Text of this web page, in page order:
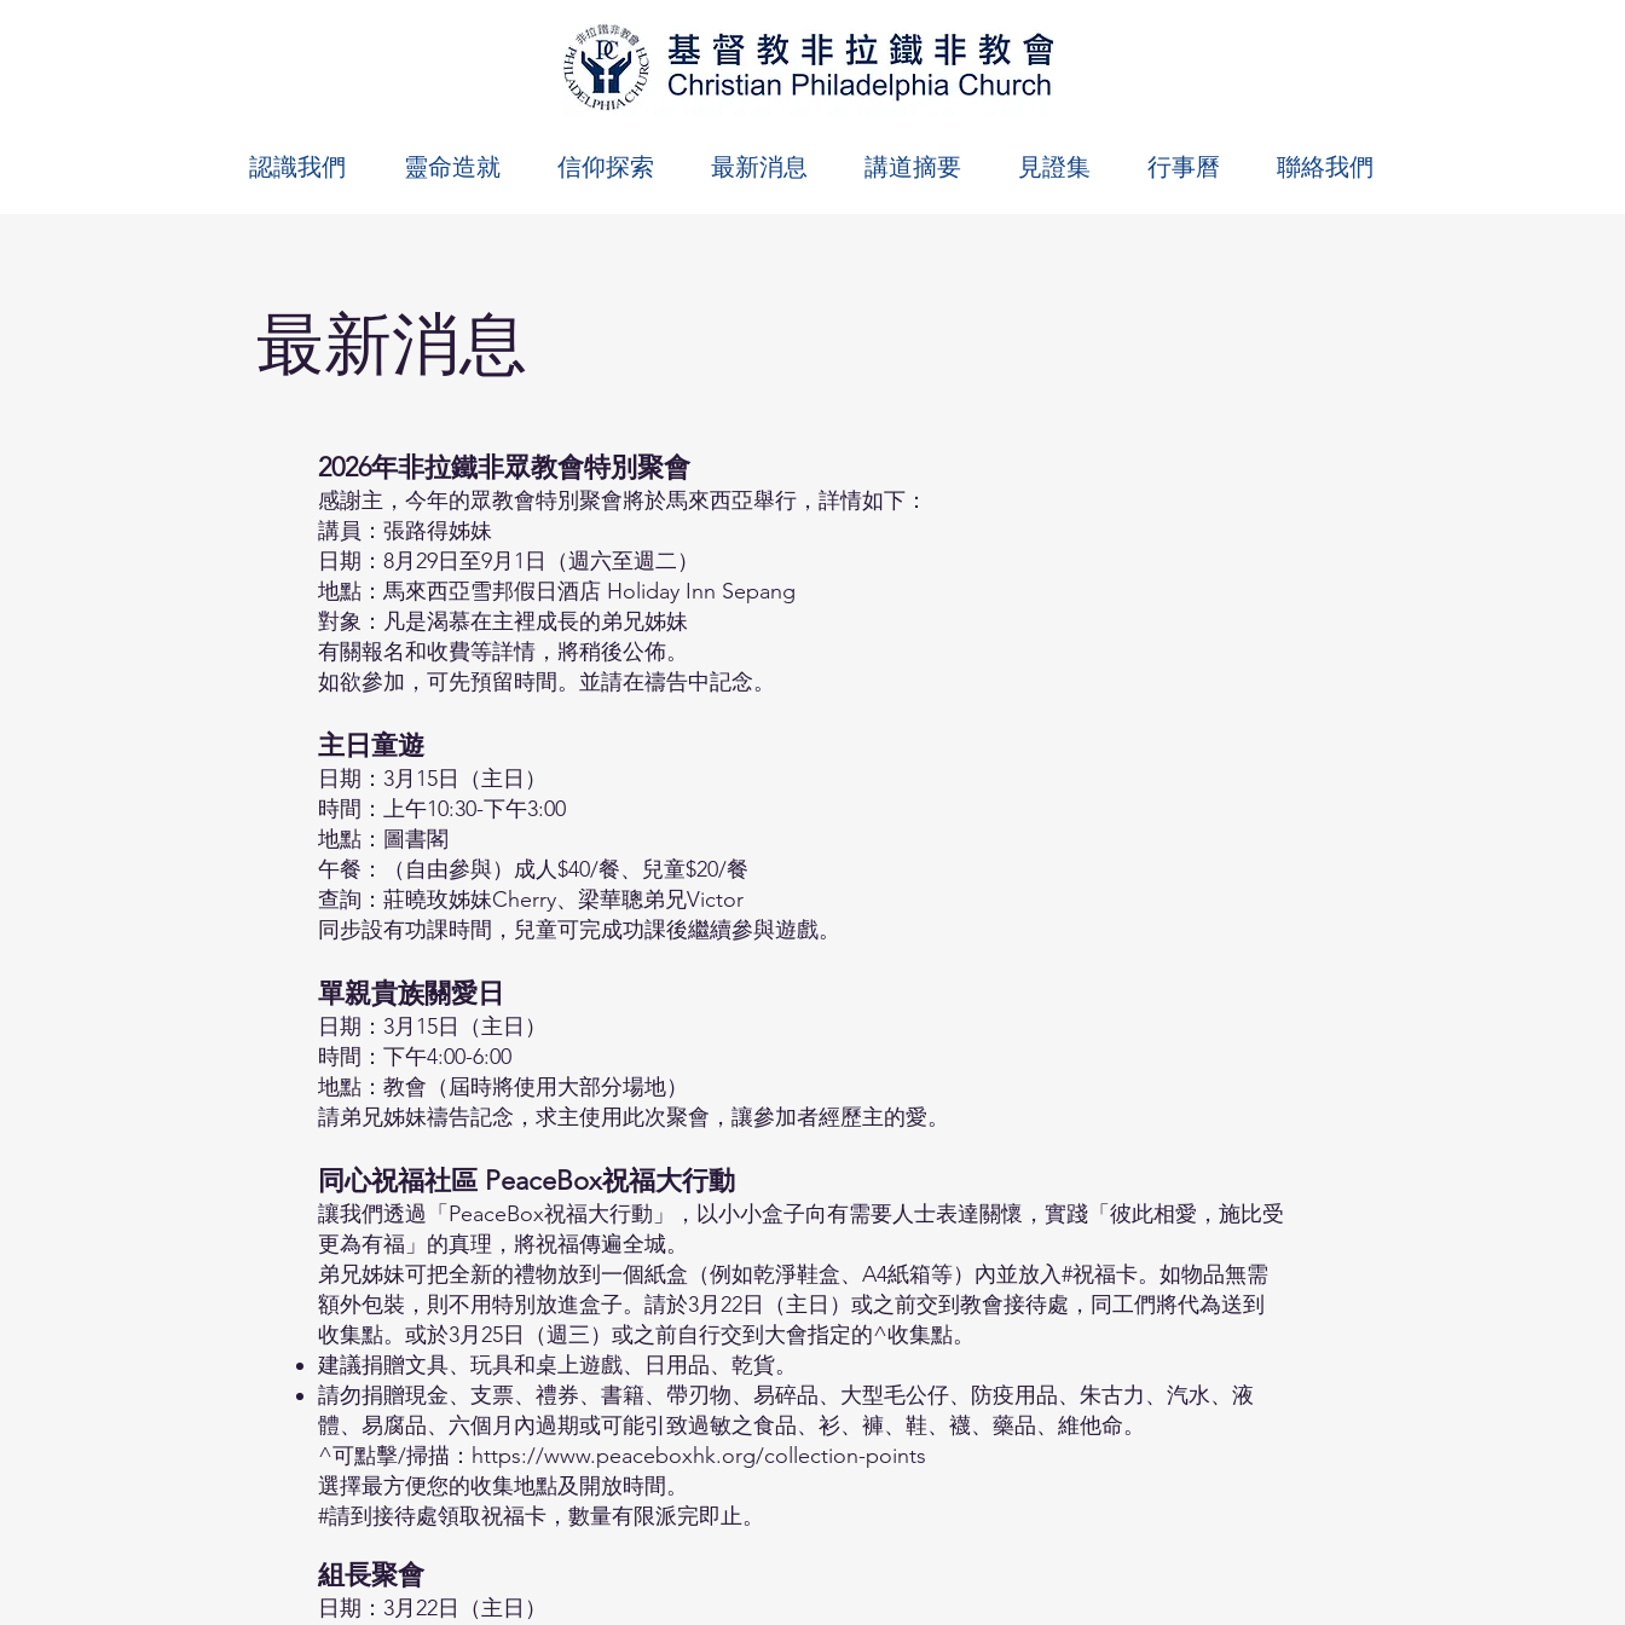
認識我們 靈命造就 信仰探索 最新消息 講道摘要 見證集 行事曆 聯絡我們
最新消息
2026年非拉鐵非眾教會特別聚會
感謝主，今年的眾教會特別聚會將於馬來西亞舉行，詳情如下：
講員：張路得姊妹
日期：8月29日至9月1日（週六至週二）
地點：馬來西亞雪邦假日酒店 Holiday Inn Sepang
對象：凡是渴慕在主裡成長的弟兄姊妹
有關報名和收費等詳情，將稍後公佈。
如欲參加，可先預留時間。並請在禱告中記念。
主日童遊
日期：3月15日（主日）
時間：上午10:30-下午3:00
地點：圖書閣
午餐：（自由參與）成人$40/餐、兒童$20/餐
查詢：莊曉玫姊妹Cherry、梁華聰弟兄Victor
同步設有功課時間，兒童可完成功課後繼續參與遊戲。
單親貴族關愛日
日期：3月15日（主日）
時間：下午4:00-6:00
地點：教會（屆時將使用大部分場地）
請弟兄姊妹禱告記念，求主使用此次聚會，讓參加者經歷主的愛。
同心祝福社區 PeaceBox祝福大行動
讓我們透過「PeaceBox祝福大行動」，以小小盒子向有需要人士表達關懷，實踐「彼此相愛，施比受
更為有福」的真理，將祝福傳遍全城。
弟兄姊妹可把全新的禮物放到一個紙盒（例如乾淨鞋盒、A4紙箱等）內並放入#祝福卡。如物品無需
額外包裝，則不用特別放進盒子。請於3月22日（主日）或之前交到教會接待處，同工們將代為送到
收集點。或於3月25日（週三）或之前自行交到大會指定的^收集點。
建議捐贈文具、玩具和桌上遊戲、日用品、乾貨。
請勿捐贈現金、支票、禮券、書籍、帶刃物、易碎品、大型毛公仔、防疫用品、朱古力、汽水、液
體、易腐品、六個月內過期或可能引致過敏之食品、衫、褲、鞋、襪、藥品、維他命。
^可點擊/掃描： https://www.peaceboxhk.org/collection-points
選擇最方便您的收集地點及開放時間。
#請到接待處領取祝福卡，數量有限派完即止。
組長聚會
日期：3月22日（主日）